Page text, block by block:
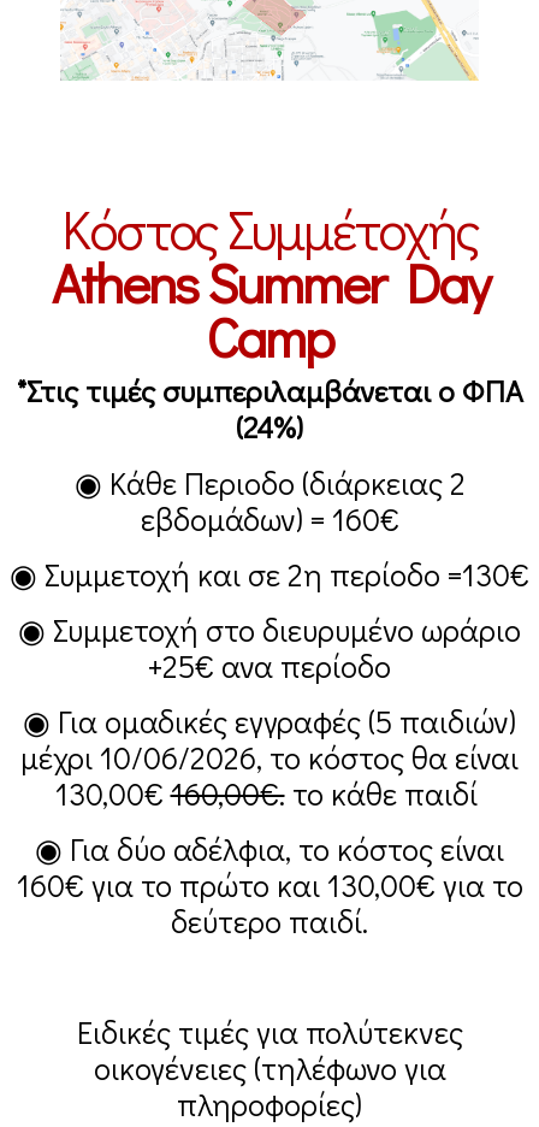
Κόστος Συμμέτοχής
Athens Summer Day
Camp
*Στις τιμές συμπεριλαμβάνεται ο ΦΠΑ
(24%)
◉ Κάθε Περιοδο (διάρκειας 2
εβδομάδων) = 160€
◉ Συμμετοχή και σε 2η περίοδο =130€
◉ Συμμετοχή στο διευρυμένο ωράριο
+25€ ανα περίοδο
◉ Για ομαδικές εγγραφές (5 παιδιών)
μέχρι 10/06/2026, το κόστος θα είναι
130,00€160,00€.το κάθε παιδί
◉ Για δύο αδέλφια, το κόστος είναι
160€ για το πρώτο και 130,00€ για το
δεύτερο παιδί.
Ειδικές τιμές για πολύτεκνες
οικογένειες (τηλέφωνο για
πληροφορίες)